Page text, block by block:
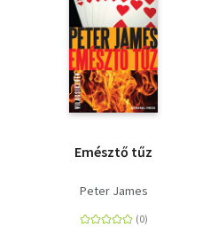
Emésztő tűz
Peter James